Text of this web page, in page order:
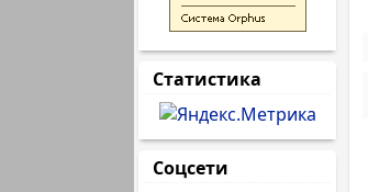
Статистика
Соцсети